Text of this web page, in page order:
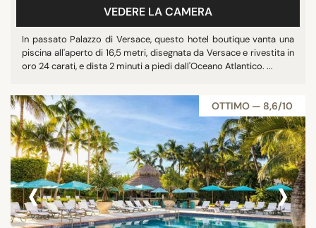
VEDERE LA CAMERA
In passato Palazzo di Versace, questo hotel boutique vanta una
piscina all'aperto di 16,5 metri, disegnata da Versace e rivestita in
oro 24 carati, e dista 2 minuti a piedi dall'Oceano Atlantico. ...
OTTIMO — 8,6/10
‹ ›